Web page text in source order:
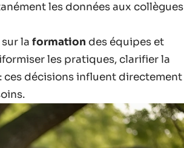
les données aux collègues
la formation des équipes et
les pratiques, clarifier la
ces décisions influent directement